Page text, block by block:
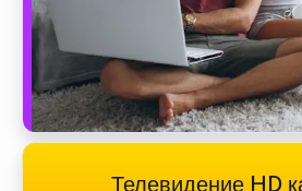
Телевидение HD